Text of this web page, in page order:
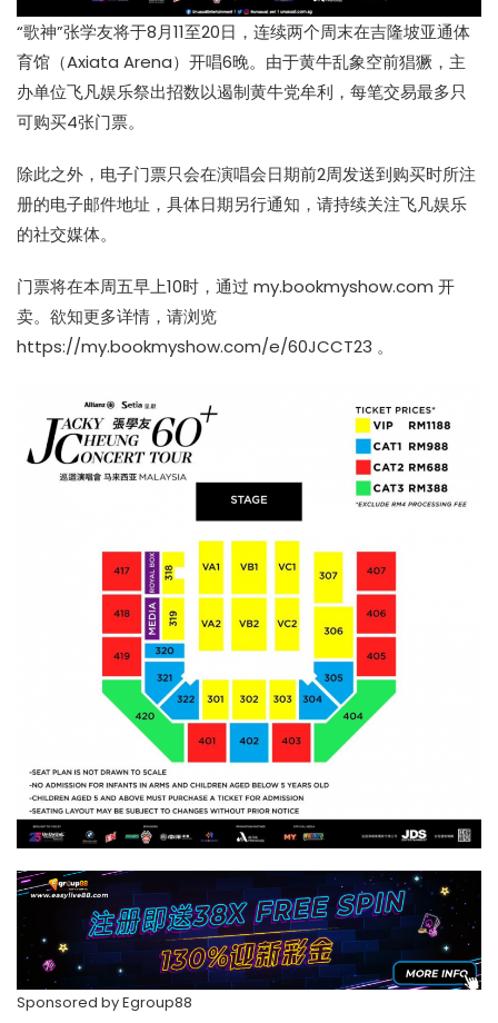
“歌神”张学友将于8月11至20日，连续两个周末在吉隆坡亚通体
育馆（Axiata Arena）开唱6晚。由于黄牛乱象空前猖獗，主
办单位飞凡娱乐祭出招数以遏制黄牛党牟利，每笔交易最多只
可购买4张门票。
除此之外，电子门票只会在演唱会日期前2周发送到购买时所注
册的电子邮件地址，具体日期另行通知，请持续关注飞凡娱乐
的社交媒体。
门票将在本周五早上10时，通过 my.bookmyshow.com 开
卖。欲知更多详情，请浏览
https://my.bookmyshow.com/e/60JCCT23 。
Sponsored byEgroup88